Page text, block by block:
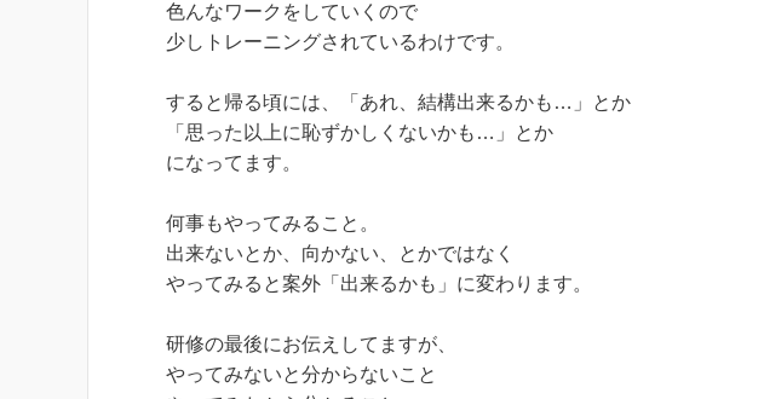
色んなワークをしていくので
少しトレーニングされているわけです。
すると帰る頃には、「あれ、結構出来るかも…」とか
「思った以上に恥ずかしくないかも…」とか
になってます。
何事もやってみること。
出来ないとか、向かない、とかではなく
やってみると案外「出来るかも」に変わります。
研修の最後にお伝えしてますが、
やってみないと分からないこと